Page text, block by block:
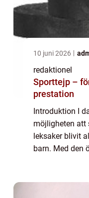
10 juni 2026
redaktionel
Sporttejp –
prestation
Introduktion I
möjligheten att
leksaker blivit
barn. Med den